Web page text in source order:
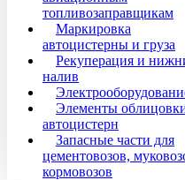
топливозаправщикам
Маркировка
автоцистерны и груза
Рекуперация и
налив
Элементы
автоцистерн
Запасные части для
цементовозов,
кормовозов